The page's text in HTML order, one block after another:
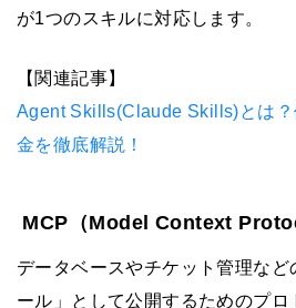
が1つのスキルに対応します。
【関連記事】
Agent Skills(Claude Skills)とは
金を徹底解説！
MCP（Model Context
データベースやチケット管理な
ール」として公開するためのプロ